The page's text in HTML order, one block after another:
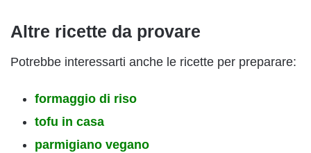
Altre ricette da provare
Potrebbe interessarti anche le ricette per preparare:
formaggio di riso
tofu in casa
parmigiano vegano